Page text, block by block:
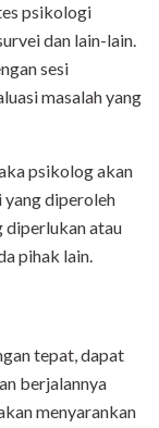
psikologi
dan lain-lain.
sesi
masalah yang
psikolog akan
yang diperoleh
diperlukan atau
pihak lain.
tepat, dapat
berjalannya
menyarankan